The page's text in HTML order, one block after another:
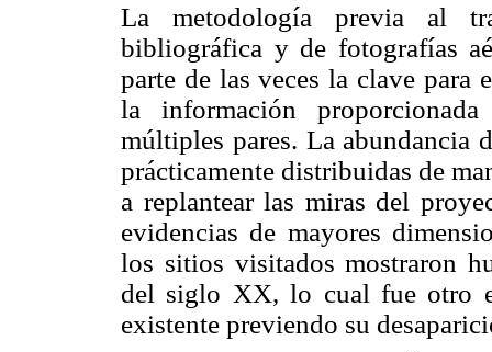
La metodología previa al
bibliográfica y de fotografías
parte de las veces la clave para
la información
múltiples pares. La abundancia
prácticamente distribuidas de
a replantear las miras del
evidencias de mayores
los sitios visitados mostraron
del siglo XX, lo cual fue otro
existente previendo su